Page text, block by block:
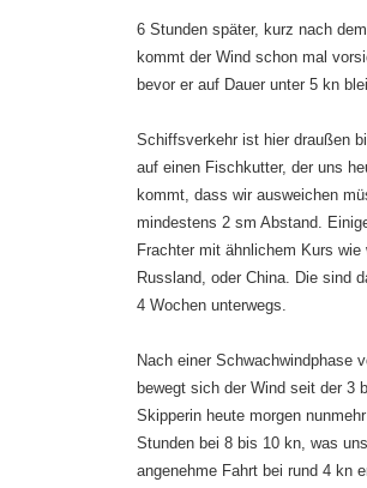
6 Stunden später, kurz nach
kommt der Wind schon mal
bevor er auf Dauer unter 5 kn
Schiffsverkehr ist hier draußen
auf einen Fischkutter, der uns
kommt, dass wir ausweichen
mindestens 2 sm Abstand.
Frachter mit ähnlichem Kurs wie
Russland, oder China. Die sind
4 Wochen unterwegs.
Nach einer Schwachwindphase
bewegt sich der Wind seit der 3
Skipperin heute morgen
Stunden bei 8 bis 10 kn, was
angenehme Fahrt bei rund 4 kn